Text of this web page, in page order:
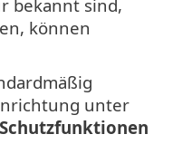
bekannt sind,
können
unter
Schutzfunktionen